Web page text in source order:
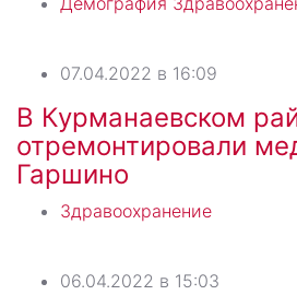
07.04.2022 в 16:09
В Курманаевском
отремонтировали
Гаршино
Здравоохранение
06.04.2022 в 15:03